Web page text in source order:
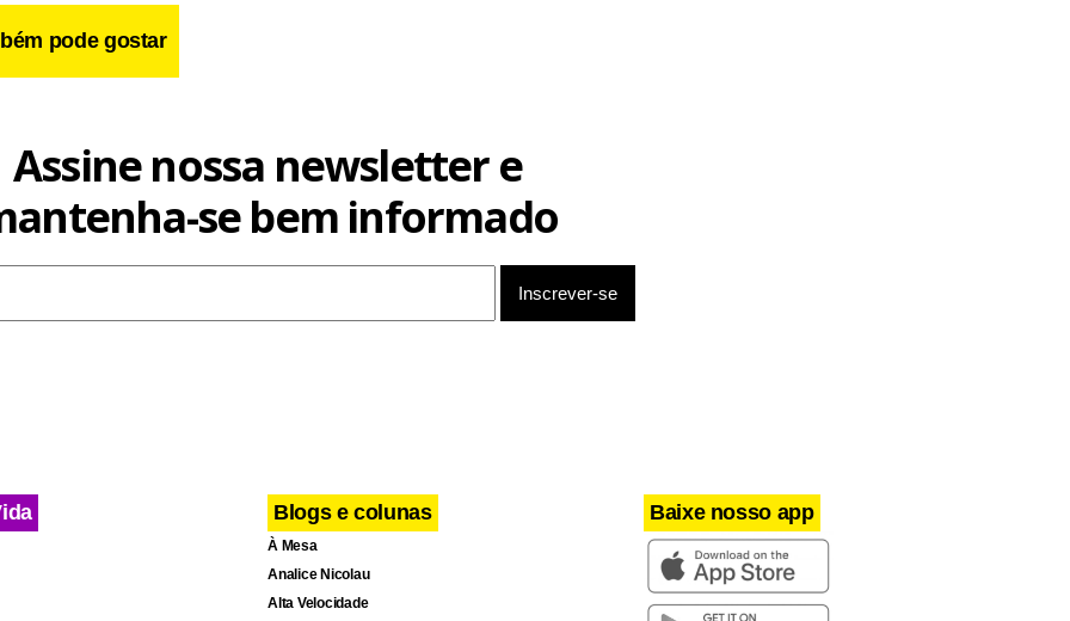
Telegram
Share
pode gostar
Assine nossa newsletter e
se bem informado
Blogs e colunas
À Mesa
Analice Nicolau
Alta Velocidade
Baixe nosso app